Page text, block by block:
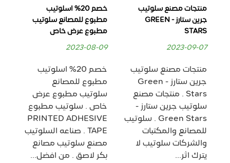
منتجات مصنع سلوتيب
جرين ستارز - GREEN
STARS
2023-09-07
منتجات مصنع سلوتيب
جرين ستارز - Green
Stars . منتجات مصنع
سلوتيب جرين ستارز -
Green Stars . سلوتيب
للمصانع والمكتبات
والشركات سلوتيب لا
يترك اثر...
خصم 20% اسلوتيب
مطبوع للمصانع سلوتيب
مطبوع عرض خاص
2023-08-09
خصم 20% اسلوتيب
مطبوع للمصانع
سلوتيب مطبوع عرض
خاص . سلوتيب مطبوع
PRINTED ADHESIVE
TAPE . صناعه السلوتيب
مصنع سلوتيب مصانع
بكر لاصق . من افضل...